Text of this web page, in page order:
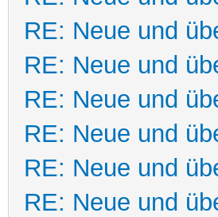
RE: Neue und
RE: Neue und
RE: Neue und
RE: Neue und
RE: Neue und
RE: Neue und